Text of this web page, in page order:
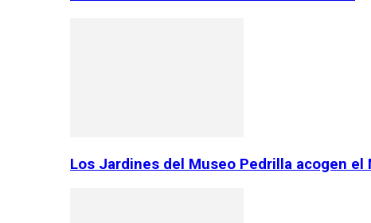
Los Jardines del Museo Pedrilla acogen el